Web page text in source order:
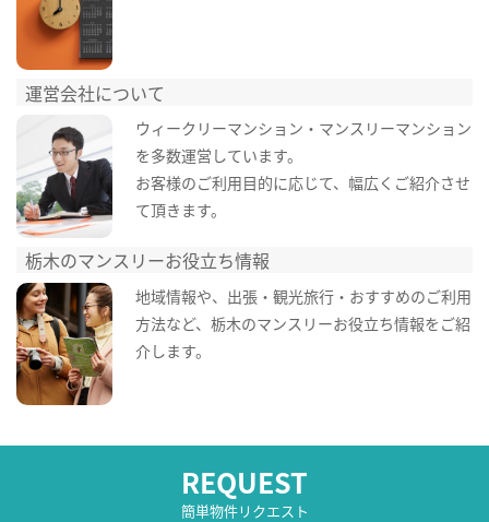
運営会社について
ウィークリーマンション・マンスリーマンション
を多数運営しています。
お客様のご利用目的に応じて、幅広くご紹介させ
て頂きます。
栃木のマンスリーお役立ち情報
地域情報や、出張・観光旅行・おすすめのご利用
方法など、栃木のマンスリーお役立ち情報をご紹
介します。
REQUEST
簡単物件リクエスト